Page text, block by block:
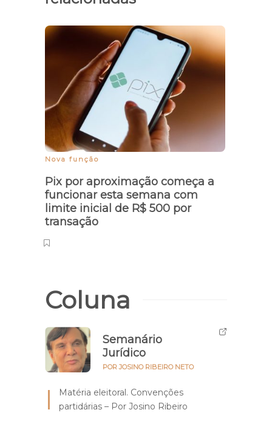
Nova função
Pix por aproximação começa a
funcionar esta semana com
limite inicial de R$ 500 por
transação
Coluna
Semanário
Jurídico
POR JOSINO RIBEIRO NETO
Matéria eleitoral. Convenções
partidárias – Por Josino Ribeiro